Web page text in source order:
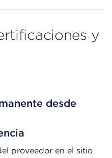
y
desde
proveedor en el sitio